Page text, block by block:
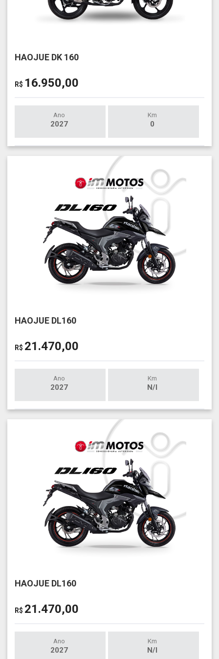
HAOJUE DK 160
R$ 16.950,00
Ano
2027
Km
0
HAOJUE DL160
R$ 21.470,00
Ano
2027
Km
N/I
HAOJUE DL160
R$ 21.470,00
Ano
2027
Km
N/I